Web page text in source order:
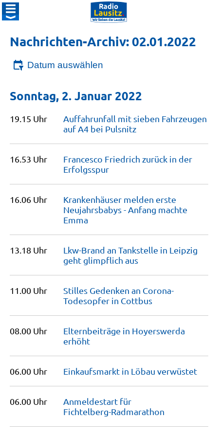
Nachrichten-Archiv: 02.01.2022
Datum auswählen
Sonntag, 2. Januar 2022
19.15 Uhr
Auffahrunfall mit sieben Fahrzeugen
auf A4 bei Pulsnitz
16.53 Uhr
Francesco Friedrich zurück in der
Erfolgsspur
16.06 Uhr
Krankenhäuser melden erste
Neujahrsbabys - Anfang machte
Emma
13.18 Uhr
Lkw-Brand an Tankstelle in Leipzig
geht glimpflich aus
11.00 Uhr
Stilles Gedenken an Corona-
Todesopfer in Cottbus
08.00 Uhr
Elternbeiträge in Hoyerswerda
erhöht
06.00 Uhr Einkaufsmarkt in Löbau verwüstet
06.00 Uhr
Anmeldestart für
Fichtelberg-Radmarathon